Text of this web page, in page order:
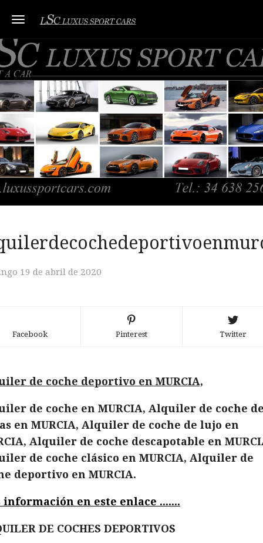
Toggle navigation
19 de abril de 2020
Facebook Pinterest Twitter
de coche deportivo en MURCIA,
de coche en MURCIA, Alquiler de coche
en MURCIA, Alquiler de coche de lujo en
Alquiler de coche descapotable en
de coche clásico en MURCIA, Alquiler de
deportivo en MURCIA.
información en este enlace .......
DE COCHES DEPORTIVOS